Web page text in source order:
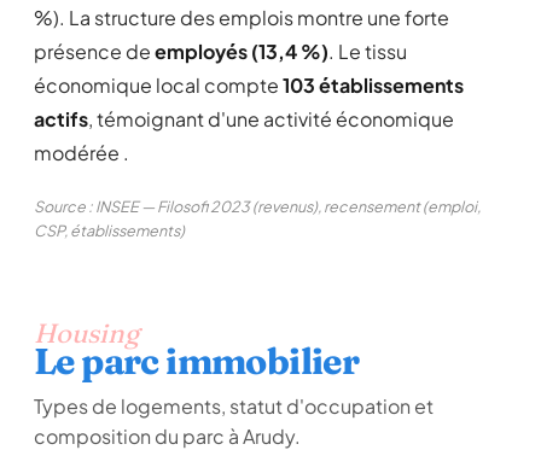
%). La structure des emplois montre une forte
présence deemployés (13,4 %). Le tissu
économique local compte103 établissements
actifs, témoignant d'une activité économique
modérée .
Source : INSEE — Filosofi 2023 (revenus), recensement (emploi,
CSP, établissements)
Housing
Le parc immobilier
Types de logements, statut d'occupation et
composition du parc à Arudy.